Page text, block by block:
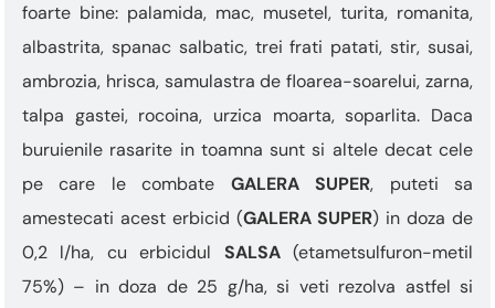
foarte bine: palamida, mac, musetel, turita, romanita,
albastrita, spanac salbatic, trei frati patati, stir, susai,
ambrozia, hrisca, samulastra de floarea-soarelui, zarna,
talpa gastei, rocoina, urzica moarta, soparlita. Daca
buruienile rasarite in toamna sunt si altele decat cele
pe care le combate GALERA SUPER, puteti sa
amestecati acest erbicid (GALERA SUPER) in doza de
0,2 l/ha, cu erbicidul SALSA(etametsulfuron-metil
75%) – in doza de 25 g/ha, si veti rezolva astfel si